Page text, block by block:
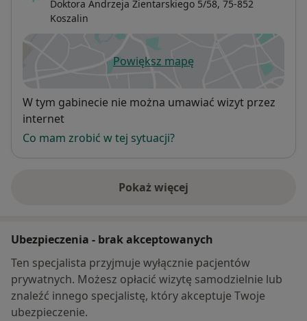
Doktora Andrzeja Zientarskiego 5/58, 75-852
Koszalin
Powiększ mapęotwiera się w nowej karcie
Dostępność
W tym gabinecie nie można umawiać wizyt przez
internet
Co mam zrobić w tej sytuacji?
Pokaż więcej
o adresie
Ubezpieczenia - brak akceptowanych
Ten specjalista przyjmuje wyłącznie pacjentów
prywatnych. Możesz opłacić wizytę samodzielnie lub
znaleźć innego specjalistę, który akceptuje Twoje
ubezpieczenie.